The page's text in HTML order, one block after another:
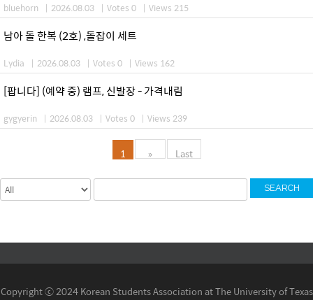
bluehorn | 2026.08.03 | Votes 0 | Views 215
남아 돌 한복 (2호) ,돌잡이 세트
Lydia | 2026.08.03 | Votes 0 | Views 162
[팝니다] (예약 중) 램프, 신발장 - 가격내림
gygyerin | 2026.08.03 | Votes 0 | Views 239
1 » Last
SEARCH
Copyright ⓒ 2024 Korean Students Association at The University of Texas